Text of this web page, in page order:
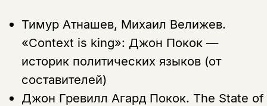
Тимур Атнашев, Михаил Велижев.
«Context is king»: Джон Покок —
историк политических языков (от
составителей)
Джон Гревилл Агард Покок. The State of